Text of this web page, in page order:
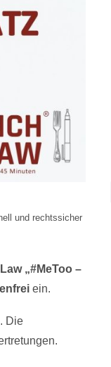
und rechtssicher
„#MeToo –
ein.
Die